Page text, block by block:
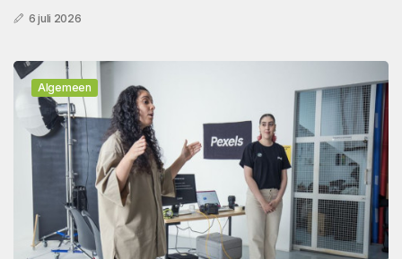
6 juli 2026
Algemeen